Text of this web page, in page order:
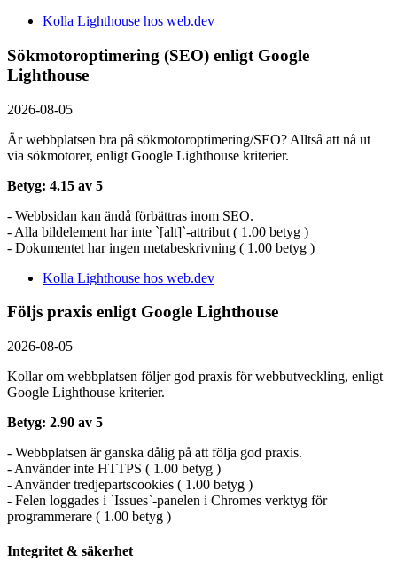
Kolla Lighthouse hos web.dev
Sökmotoroptimering (SEO) enligt Google
Lighthouse
2026-08-05
Är webbplatsen bra på sökmotoroptimering/SEO? Alltså att nå ut
via sökmotorer, enligt Google Lighthouse kriterier.
Betyg: 4.15 av 5
- Webbsidan kan ändå förbättras inom SEO.
- Alla bildelement har inte `[alt]`-attribut ( 1.00 betyg )
- Dokumentet har ingen metabeskrivning ( 1.00 betyg )
Kolla Lighthouse hos web.dev
Följs praxis enligt Google Lighthouse
2026-08-05
Kollar om webbplatsen följer god praxis för webbutveckling, enligt
Google Lighthouse kriterier.
Betyg: 2.90 av 5
- Webbplatsen är ganska dålig på att följa god praxis.
- Använder inte HTTPS ( 1.00 betyg )
- Använder tredjepartscookies ( 1.00 betyg )
- Felen loggades i `Issues`-panelen i Chromes verktyg för
programmerare ( 1.00 betyg )
Integritet & säkerhet